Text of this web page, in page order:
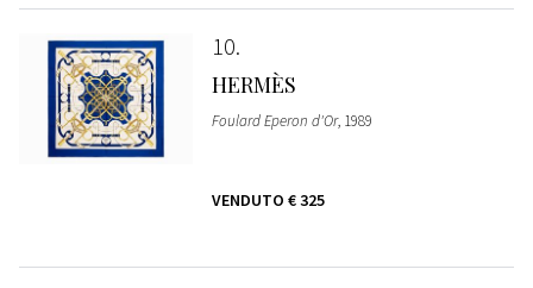
10
HERMÈS
Foulard Eperon d'Or, 1989
VENDUTO € 325